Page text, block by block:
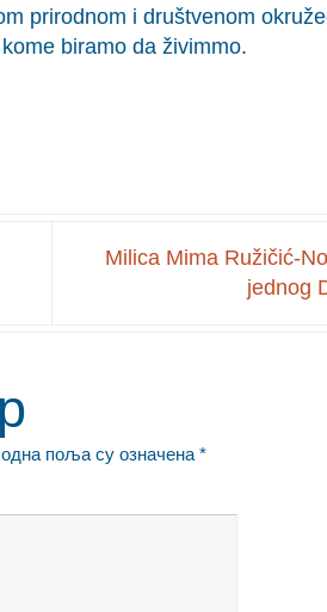
prirodnom i društvenom
biramo da živimmo.
Milica Mima Ružičić-
jednog
поља су означена *